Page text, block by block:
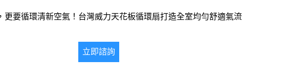
更要循環清新空氣！台灣威力天花板循環扇打造全室均勻舒適氣流
立即諮詢